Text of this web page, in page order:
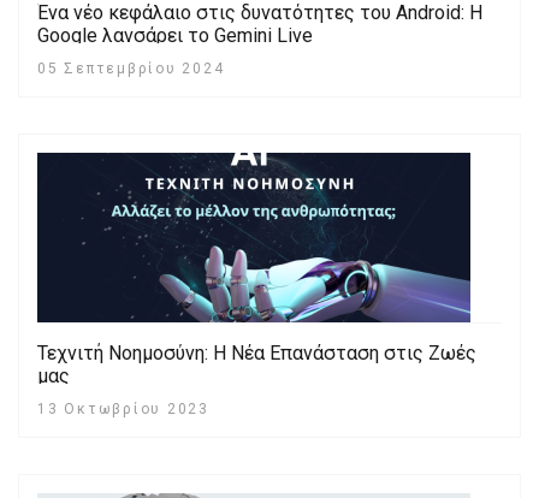
Ένα νέο κεφάλαιο στις δυνατότητες του Android: Η
Google λανσάρει το Gemini Live
05 Σεπτεμβρίου 2024
Τεχνιτή Νοημοσύνη: Η Νέα Επανάσταση στις Ζωές
μας
13 Οκτωβρίου 2023